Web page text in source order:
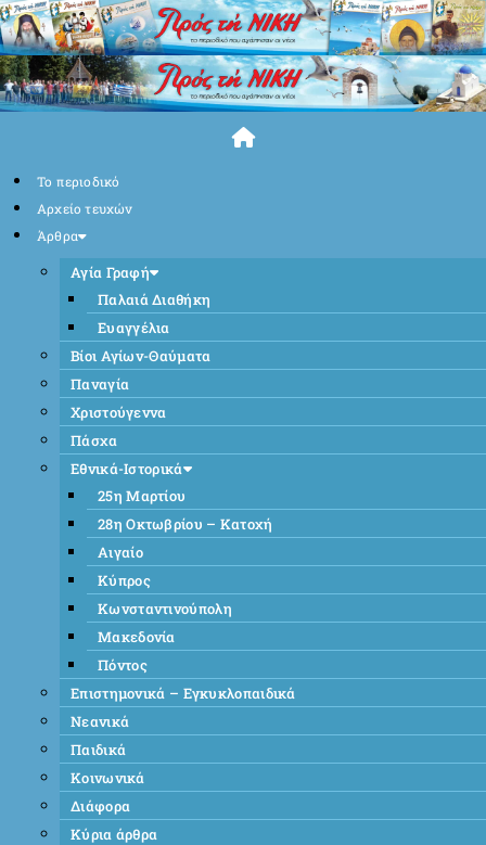
Skip
to
content
Το περιοδικό
Αρχείο τευχών
Άρθρα
Αγία Γραφή
Παλαιά Διαθήκη
Ευαγγέλια
Βίοι Αγίων-Θαύματα
Παναγία
Χριστούγεννα
Πάσχα
Εθνικά-Ιστορικά
25η Μαρτίου
28η Οκτωβρίου – Κατοχή
Αιγαίο
Κύπρος
Κωνσταντινούπολη
Μακεδονία
Πόντος
Επιστημονικά – Εγκυκλοπαιδικά
Νεανικά
Παιδικά
Κοινωνικά
Διάφορα
Κύρια άρθρα